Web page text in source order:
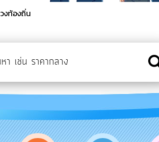
ละกฎหมาย คนพิการและผู้ดูแลคนพิการ
รและผู้ดูแลคนพิการหลักสูตรการสานตะกร้าจาก
งท้องถิ่น